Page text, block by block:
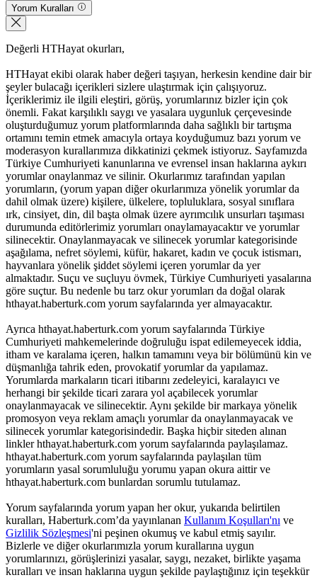
Yorum Kuralları
Değerli HTHayat okurları,
HTHayat ekibi olarak haber değeri taşıyan, herkesin kendine dair bir
şeyler bulacağı içerikleri sizlere ulaştırmak için çalışıyoruz.
İçeriklerimiz ile ilgili eleştiri, görüş, yorumlarınız bizler için çok
önemli. Fakat karşılıklı saygı ve yasalara uygunluk çerçevesinde
oluşturduğumuz yorum platformlarında daha sağlıklı bir tartışma
ortamını temin etmek amacıyla ortaya koyduğumuz bazı yorum ve
moderasyon kurallarımıza dikkatinizi çekmek istiyoruz. Sayfamızda
Türkiye Cumhuriyeti kanunlarına ve evrensel insan haklarına aykırı
yorumlar onaylanmaz ve silinir. Okurlarımız tarafından yapılan
yorumların, (yorum yapan diğer okurlarımıza yönelik yorumlar da
dahil olmak üzere) kişilere, ülkelere, topluluklara, sosyal sınıflara
ırk, cinsiyet, din, dil başta olmak üzere ayrımcılık unsurları taşıması
durumunda editörlerimiz yorumları onaylamayacaktır ve yorumlar
silinecektir. Onaylanmayacak ve silinecek yorumlar kategorisinde
aşağılama, nefret söylemi, küfür, hakaret, kadın ve çocuk istismarı,
hayvanlara yönelik şiddet söylemi içeren yorumlar da yer
almaktadır. Suçu ve suçluyu övmek, Türkiye Cumhuriyeti yasalarına
göre suçtur. Bu nedenle bu tarz okur yorumları da doğal olarak
hthayat.haberturk.com yorum sayfalarında yer almayacaktır.
Ayrıca hthayat.haberturk.com yorum sayfalarında Türkiye
Cumhuriyeti mahkemelerinde doğruluğu ispat edilemeyecek iddia,
itham ve karalama içeren, halkın tamamını veya bir bölümünü kin ve
düşmanlığa tahrik eden, provokatif yorumlar da yapılamaz.
Yorumlarda markaların ticari itibarını zedeleyici, karalayıcı ve
herhangi bir şekilde ticari zarara yol açabilecek yorumlar
onaylanmayacak ve silinecektir. Aynı şekilde bir markaya yönelik
promosyon veya reklam amaçlı yorumlar da onaylanmayacak ve
silinecek yorumlar kategorisindedir. Başka hiçbir siteden alınan
linkler hthayat.haberturk.com yorum sayfalarında paylaşılamaz.
hthayat.haberturk.com yorum sayfalarında paylaşılan tüm
yorumların yasal sorumluluğu yorumu yapan okura aittir ve
hthayat.haberturk.com bunlardan sorumlu tutulamaz.
Yorum sayfalarında yorum yapan her okur, yukarıda belirtilen
kuralları, Haberturk.com’da yayınlanan Kullanım Koşulları'nı ve
Gizlilik Sözleşmesi'ni peşinen okumuş ve kabul etmiş sayılır.
Bizlerle ve diğer okurlarımızla yorum kurallarına uygun
yorumlarınızı, görüşlerinizi yasalar, saygı, nezaket, birlikte yaşama
kuralları ve insan haklarına uygun şekilde paylaştığınız için teşekkür